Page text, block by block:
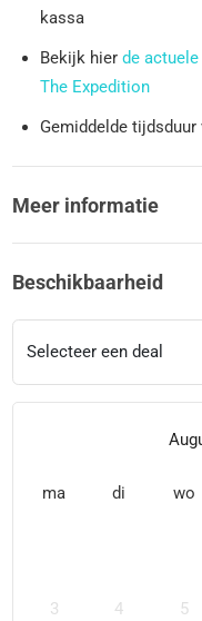
kassa
Bekijk hierde
The Expedition
Gemiddelde tijdsduur
Meer informatie
Beschikbaarheid
Selecteer een deal
ma di wo
3 4 5